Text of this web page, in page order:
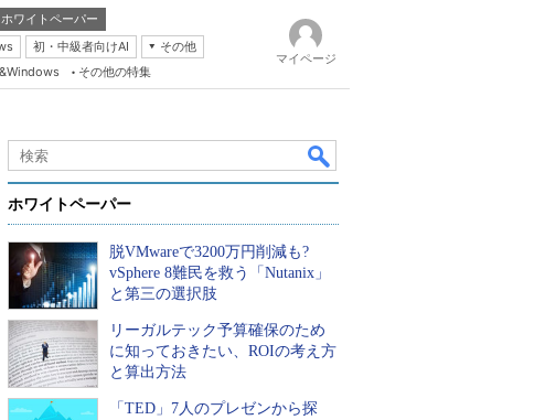
ホワイトペーパー
初・中級者向けAI
その他
Network
その他の特集
マイページ
ホワイトペーパー
脱VMwareで3200万円削減も?
vSphere 8難民を救う「Nutanix」
と第三の選択肢
リーガルテック予算確保のため
に知っておきたい、ROIの考え方
と算出方法
「TED」7人のプレゼンから探